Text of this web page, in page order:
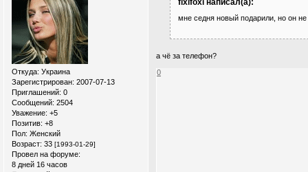
Откуда: Украина
Зарегистрирован: 2007-07-13
Приглашений: 0
Сообщений: 2504
Уважение: +5
Позитив: +8
Пол: Женский
Возраст: 33 [1993-01-29]
Провел на форуме:
8 дней 16 часов
мне седня новый подарили, но он
а чё за телефон?
0